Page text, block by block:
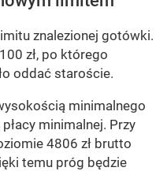
znalezionej gotówki.
zł, po którego
oddać staroście.
minimalnego
minimalnej. Przy
4806 zł brutto
temu próg będzie